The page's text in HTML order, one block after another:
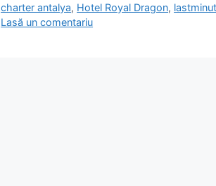
Etichete
charter antalya, Hotel Royal Dragon,
Lasă un comentariu